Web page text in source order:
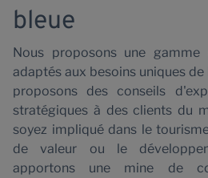
bleue
Nous proposons une
adaptés aux besoins uniques
proposons des conseils
stratégiques à des clients du
soyez impliqué dans le
de valeur ou le
apportons une mine de